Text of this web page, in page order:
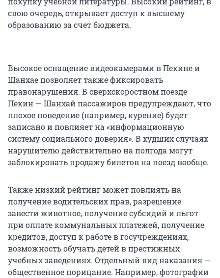
свою очередь, открывает доступ к высшему
образованию за счет бюджета.
Высокое оснащение видеокамерами в Пекине и
Шанхае позволяет также фиксировать
правонарушения. В сверхскоростном поезде
Пекин — Шанхай пассажиров предупреждают, что
плохое поведение (например, курение) будет
записано и повлияет на «информационную
систему социального доверия». В худших случаях
нарушителю действительно на полгода могут
заблокировать продажу билетов на поезд вообще.
Также низкий рейтинг может повлиять на
получение водительских прав, разрешение
завести животное, получение субсидий и льгот
при оплате коммунальных платежей, получение
кредитов, доступ к работе в госучреждениях,
возможность обучать детей в престижных
учебных заведениях. Отдельный вид наказания —
общественное порицание. Например, фотографии